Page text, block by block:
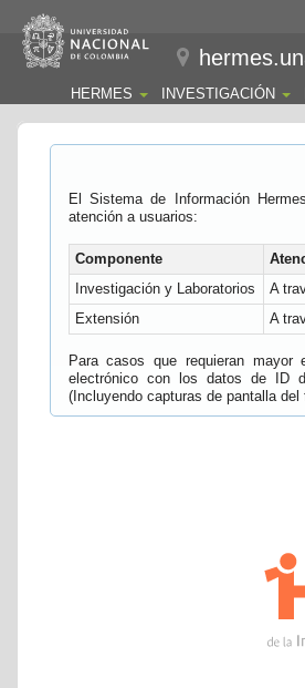
HERMES INVESTIGACIÓN
El Sistema de Información
atención a usuarios:
Componente
Investigación y Laboratorios
A
Extensión
A
Para casos que requieran
electrónico con los datos de ID
(Incluyendo capturas de pantalla